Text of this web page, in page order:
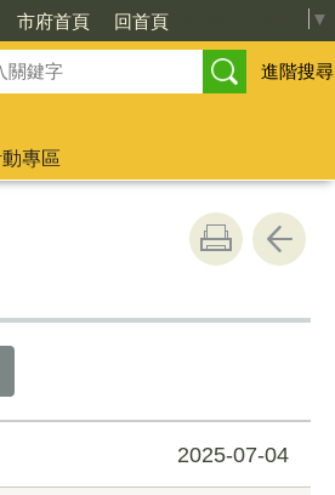
市府首頁 回首頁 ▼
進階搜尋
專區
2025-07-04